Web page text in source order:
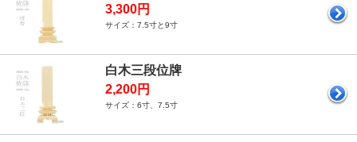
3,300円
サイズ：7.5寸と9寸
白木三段位牌
2,200円
サイズ：6寸、7.5寸